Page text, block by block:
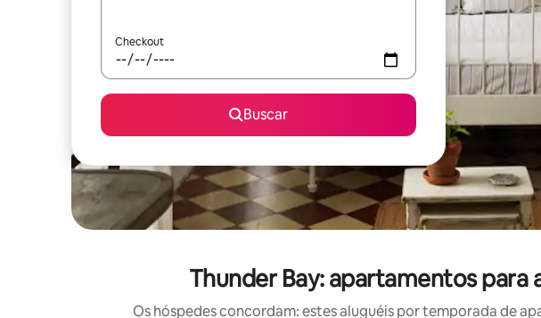
Checkout
Buscar
Thunder Bay: apartamentos
Os hóspedes concordam: estes aluguéis por temporada de